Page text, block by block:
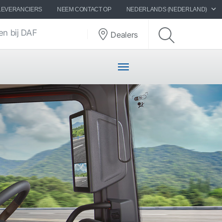
NEEM CONTACT OP NEDERLANDS (NEDERLAND)
bij DAF Dealers